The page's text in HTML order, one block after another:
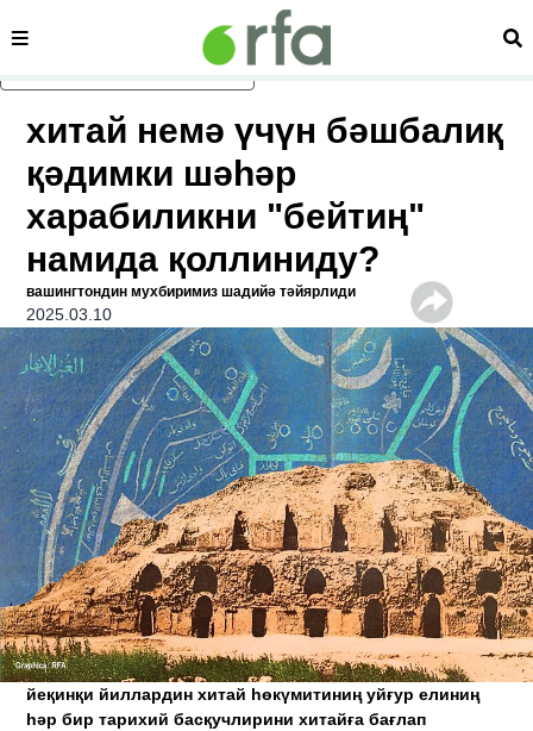
асаслиқ мәзмунға атлаң
сәһипә
хитай немә үчүн бәшбалиқ
қәдимки шәһәр
харабиликни "бейтиң"
намида қоллиниду?
вашингтондин мухбиримиз шадийә тәйярлиди
2025.03.10
йеқинқи йиллардин хитай һөкүмитиниң уйғур елиниң
һәр бир тарихий басқучлирини хитайға бағлап